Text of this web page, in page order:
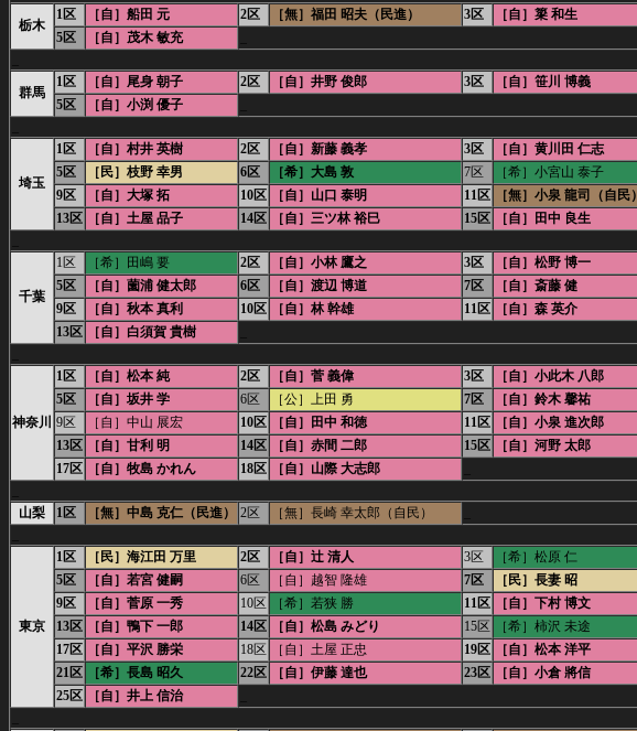
栃木
1区 ［自］船田 元 2区 ［無］福田 昭夫（民進） 3区 ［自］簗 和生
5区
［自］茂木 敏充
群馬
1区 ［自］尾身 朝子 2区 ［自］井野 俊郎 3区 ［自］笹川 博義
5区
［自］小渕 優子
埼玉
1区 ［自］村井 英樹 2区 ［自］新藤 義孝 3区 ［自］黄川田 仁志
5区
［民］枝野 幸男 6区 ［希］大島 敦 7区 ［希］小宮山 泰子
9区
［自］大塚 拓 10区 ［自］山口 泰明 11区 ［無］小泉 龍司（自民）
13区
［自］土屋 品子 14区 ［自］三ツ林 裕巳 15区 ［自］田中 良生
千葉
1区 ［希］田嶋 要 2区 ［自］小林 鷹之 3区 ［自］松野 博一
5区
［自］薗浦 健太郎 6区 ［自］渡辺 博道 7区 ［自］斎藤 健
9区
［自］秋本 真利 10区 ［自］林 幹雄 11区 ［自］森 英介
13区
［自］白須賀 貴樹
神奈川
1区 ［自］松本 純 2区 ［自］菅 義偉 3区 ［自］小此木 八郎
5区
［自］坂井 学 6区 ［公］上田 勇 7区 ［自］鈴木 馨祐
9区
［自］中山 展宏 10区 ［自］田中 和徳 11区 ［自］小泉 進次郎
13区
［自］甘利 明 14区 ［自］赤間 二郎 15区 ［自］河野 太郎
17区
［自］牧島 かれん 18区 ［自］山際 大志郎
山梨
1区 ［無］中島 克仁（民進） 2区 ［無］長崎 幸太郎（自民）
東京
1区 ［民］海江田 万里 2区 ［自］辻 清人 3区 ［希］松原 仁
5区
［自］若宮 健嗣 6区 ［自］越智 隆雄 7区 ［民］長妻 昭
9区
［自］菅原 一秀 10区 ［希］若狭 勝 11区 ［自］下村 博文
13区
［自］鴨下 一郎 14区 ［自］松島 みどり 15区 ［希］柿沢 未途
17区
［自］平沢 勝栄 18区 ［自］土屋 正忠 19区 ［自］松本 洋平
21区
［希］長島 昭久 22区 ［自］伊藤 達也 23区 ［自］小倉 將信
25区
［自］井上 信治